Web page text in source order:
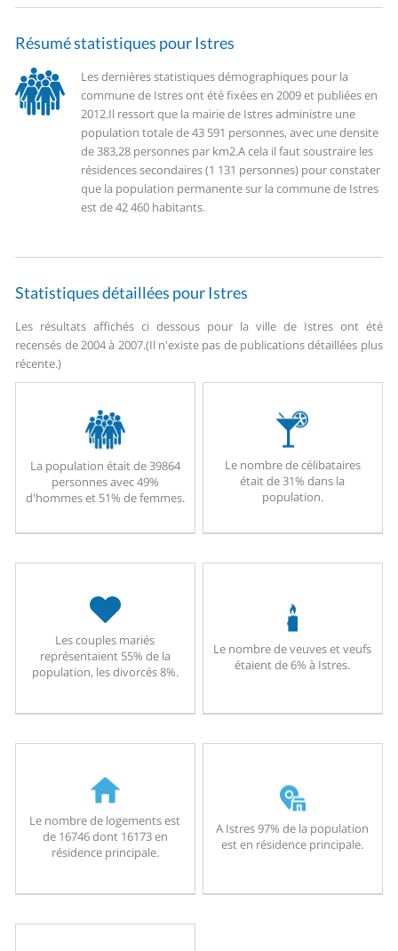
Résumé statistiques pour Istres
Les dernières statistiques démographiques pour la
commune de Istres ont été fixées en 2009 et publiées en
2012.Il ressort que la mairie de Istres administre une
population totale de 43 591 personnes, avec une densite
de 383,28 personnes par km2.A cela il faut soustraire les
résidences secondaires (1 131 personnes) pour constater
que la population permanente sur la commune de Istres
est de 42 460 habitants.
Statistiques détaillées pour Istres
Les résultats affichés ci dessous pour la ville de Istres ont été
recensés de 2004 à 2007.(Il n'existe pas de publications détaillées plus
récente.)
La population était de 39864
personnes avec 49%
d'hommes et 51% de femmes.
Le nombre de célibataires
était de 31% dans la
population.
Les couples mariés
représentaient 55% de la
population, les divorcés 8%.
Le nombre de veuves et veufs
étaient de 6% à Istres.
Le nombre de logements est
de 16746 dont 16173 en
résidence principale.
A Istres 97% de la population
est en résidence principale.